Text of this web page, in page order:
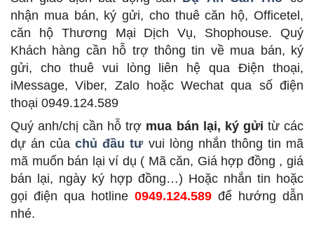
nhận mua bán, ký gửi, cho thuê căn hộ, Officetel,
căn hộ Thương Mại Dịch Vụ, Shophouse. Quý
Khách hàng cần hỗ trợ thông tin về mua bán, ký
gửi, cho thuê vui lòng liên hệ qua Điện thoại,
iMessage, Viber, Zalo hoặc Wechat qua số điện
thoại 0949.124.589
Quý anh/chị cần hỗ trợ mua bán lại, ký gửi từ các
dự án củachủ đầu tư vui lòng nhắn thông tin mã
mã muốn bán lại ví dụ ( Mã căn, Giá hợp đồng , giá
bán lại, ngày ký hợp đồng…) Hoặc nhắn tin hoặc
gọi điện qua hotline 0949.124.589 để hướng dẫn
nhé.